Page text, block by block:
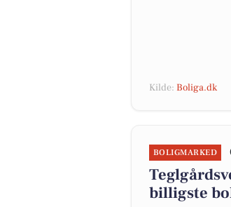
Kilde: Boliga.dk
BOLIGMARKED
billigste